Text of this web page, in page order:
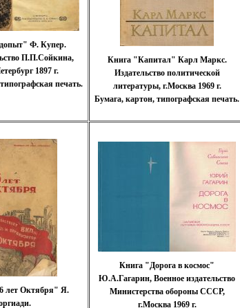
Ф. Купер.
П.П.Сойкина,
1897 г.
печать.
Книга "Капитал" Карл Маркс.
Издательство политической
литературы, г.Москва 1969 г.
Бумага, картон, типографская печать.
лет Октября" Я.
Книга "Дорога в космос"
Ю.А.Гагарин, Военное издательство
Министерства обороны СССР,
г.Москва 1969 г.